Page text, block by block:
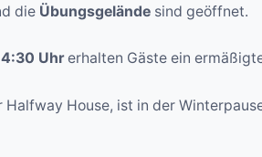
die Übungsgelände sind geöffnet.
Uhrerhalten Gäste ein
Halfway House, ist in der